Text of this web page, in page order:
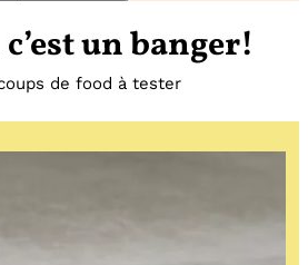
un banger!
de food à tester